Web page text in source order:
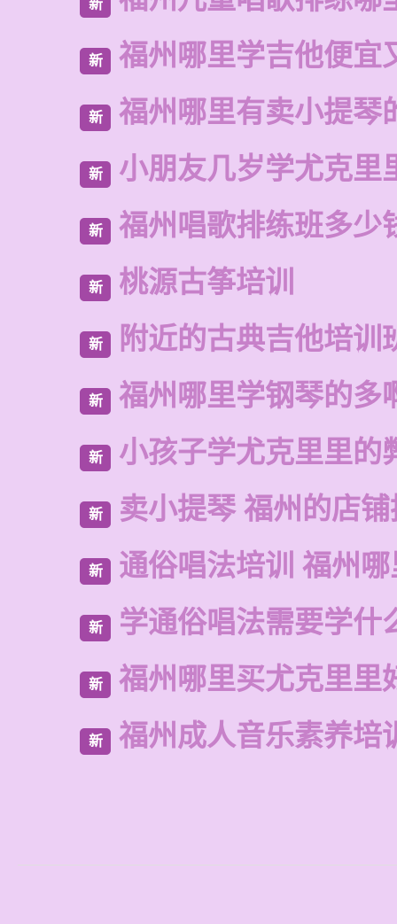
新
新 福州哪里学吉他便宜
新 福州哪里有卖小提琴
新 小朋友几岁学尤克里
新 福州唱歌排练班多少
新 桃源古筝培训
新 附近的古典吉他培训
新 福州哪里学钢琴的多
新 小孩子学尤克里里的
新 卖小提琴 福州的店
新 通俗唱法培训 福州
新 学通俗唱法需要学什
新 福州哪里买尤克里里
新 福州成人音乐素养培